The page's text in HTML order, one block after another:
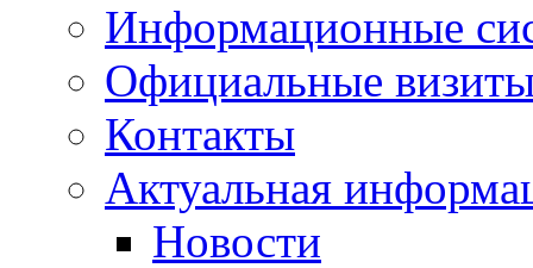
Информационные
Официальные
Контакты
Актуальная
Новости